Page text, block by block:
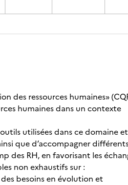
des ressources humaines»
humaines dans un contexte
utilisées dans ce domaine et
que d’accompagner
des RH, en favorisant les
non exhaustifs sur :
besoins en évolution et